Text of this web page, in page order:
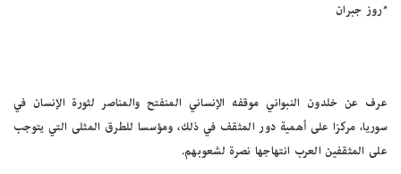
*روز جبران
عرف عن خلدون النبواني موقفه الإنساني المنفتح والمناصر لثورة الإنسان في
سوريا، مركزا على أهمية دور المثقف في ذلك، ومؤسسا للطرق المثلى التي يتوجب
على المثقفين العرب انتهاجها نصرة لشعوبهم.